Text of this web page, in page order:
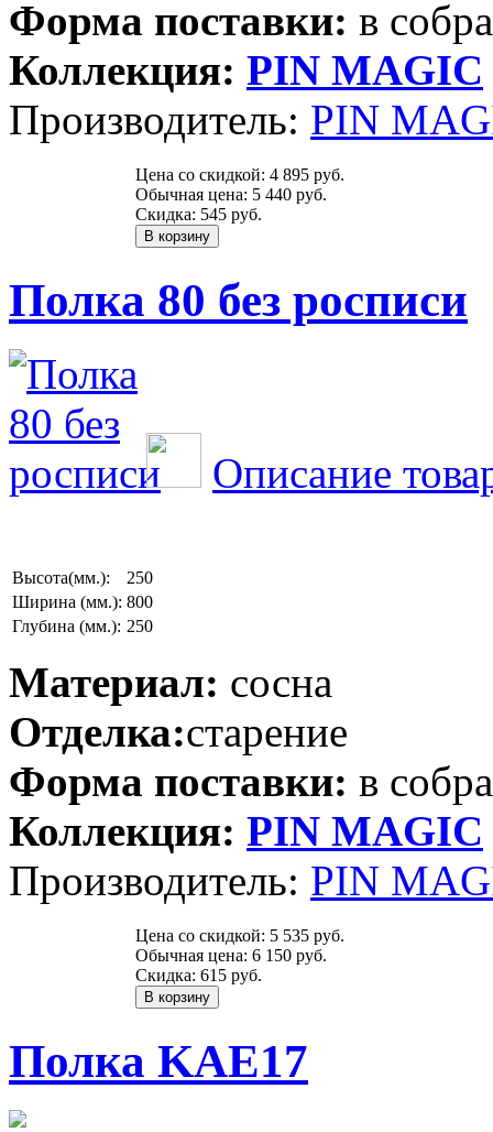
Форма поставки: в
Коллекция: PIN MAGIС
Производитель: PIN
Цена со скидкой: 4 895 руб.
Обычная цена: 5 440 руб.
Скидка: 545 руб.
Полка 80 без росписи
Описание
Высота(мм.):
250
Ширина (мм.): 800
Глубина (мм.): 250
Материал: сосна
Отделка:старение
Форма поставки: в
Коллекция: PIN MAGIС
Производитель: PIN
Цена со скидкой: 5 535 руб.
Обычная цена: 6 150 руб.
Скидка: 615 руб.
Полка KAE17